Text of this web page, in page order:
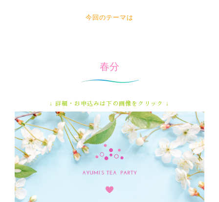
今回のテーマは
春分
↓ 詳細・お申込みは下の画像をクリック ↓